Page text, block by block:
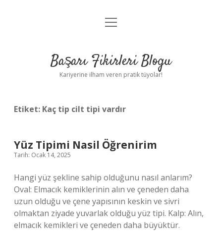
Anasayfa
Yasal Uyarı
menüyü
Başarı Fikirleri Blogu
Kariyerine ilham veren pratik tüyolar!
Etiket: Kaç tip cilt tipi vardır
Yüz Tipimi Nasil Öğrenirim
Tarih: Ocak 14, 2025
Hangi yüz şekline sahip olduğunu nasıl anlarım?
Oval: Elmacık kemiklerinin alın ve çeneden daha
uzun olduğu ve çene yapısının keskin ve sivri
olmaktan ziyade yuvarlak olduğu yüz tipi. Kalp: Alın,
elmacık kemikleri ve çeneden daha büyüktür.